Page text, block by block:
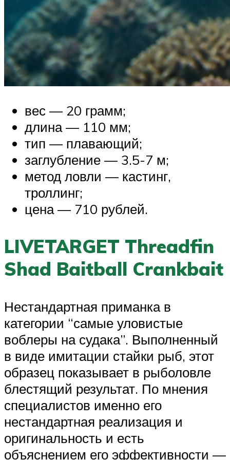
вес — 20 грамм;
длина — 110 мм;
тип — плавающий;
заглубление — 3.5-7 м;
метод ловли — кастинг,
троллинг;
цена — 710 рублей.
LIVETARGET Threadfin
Shad Baitball Crankbait
Нестандартная приманка в
категории “самые уловистые
воблеры на судака”. Выполненный
в виде имитации стайки рыб, этот
образец показывает в рыболовле
блестящий результат. По мнения
специалистов именно его
нестандартная реализация и
оригинальность и есть
объяснением его эффективности —